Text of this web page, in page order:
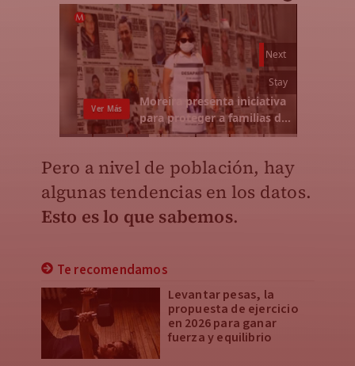
Pero a nivel de población, hay
algunas tendencias en los datos.
Esto es lo que sabemos.
Te recomendamos
Levantar pesas, la
propuesta de ejercicio
en 2026 para ganar
fuerza y equilibrio